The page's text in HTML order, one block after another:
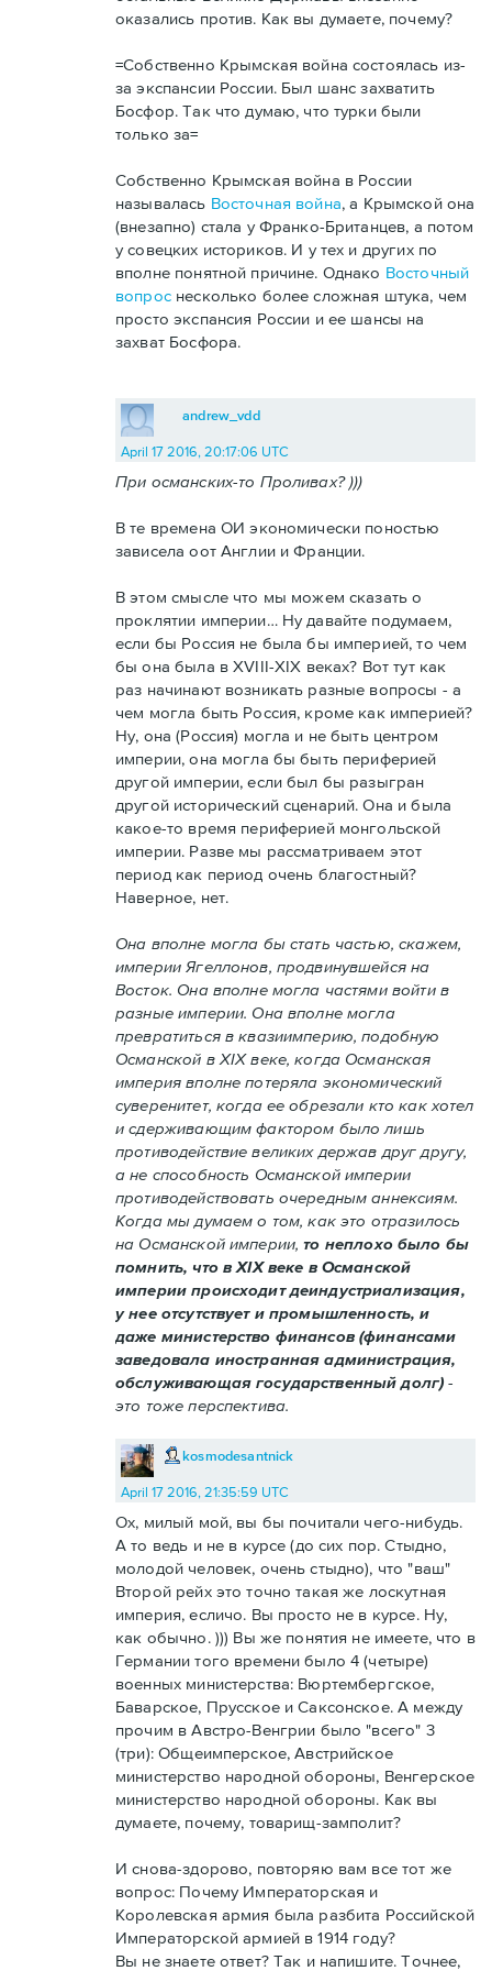
оказались против. Как вы думаете, почему?
=Собственно Крымская война состоялась из-
за экспансии России. Был шанс захватить
Босфор. Так что думаю, что турки были
только за=
Собственно Крымская война в России
называлась Восточная война, а Крымской она
(внезапно) стала у Франко-Британцев, а потом
у совецких историков. И у тех и других по
вполне понятной причине. Однако Восточный
вопроснесколько более сложная штука, чем
просто экспансия России и ее шансы на
захват Босфора.
andrew_vdd
April 17 2016, 20:17:06 UTC
При османских-то Проливах? )))
В те времена ОИ экономически поностью
зависела оот Англии и Франции.
В этом смысле что мы можем сказать о
проклятии империи… Ну давайте подумаем,
если бы Россия не была бы империей, то чем
бы она была в XVIII-XIX веках? Вот тут как
раз начинают возникать разные вопросы - а
чем могла быть Россия, кроме как империей?
Ну, она (Россия) могла и не быть центром
империи, она могла бы быть периферией
другой империи, если был бы разыгран
другой исторический сценарий. Она и была
какое-то время периферией монгольской
империи. Разве мы рассматриваем этот
период как период очень благостный?
Наверное, нет.
Она вполне могла бы стать частью, скажем,
империи Ягеллонов, продвинувшейся на
Восток. Она вполне могла частями войти в
разные империи. Она вполне могла
превратиться в квазиимперию, подобную
Османской в XIX веке, когда Османская
империя вполне потеряла экономический
суверенитет, когда ее обрезали кто как хотел
и сдерживающим фактором было лишь
противодействие великих держав друг другу,
а не способность Османской империи
противодействовать очередным аннексиям.
Когда мы думаем о том, как это отразилось
на Османской империи,то неплохо было бы
помнить, что в XIX веке в Османской
империи происходит деиндустриализация,
у нее отсутствует и промышленность, и
даже министерство финансов (финансами
заведовала иностранная администрация,
обслуживающая государственный долг)-
это тоже перспектива.
kosmodesantnick
April 17 2016, 21:35:59 UTC
Ох, милый мой, вы бы почитали чего-нибудь.
А то ведь и не в курсе (до сих пор. Стыдно,
молодой человек, очень стыдно), что "ваш"
Второй рейх это точно такая же лоскутная
империя, есличо. Вы просто не в курсе. Ну,
как обычно. ))) Вы же понятия не имеете, что в
Германии того времени было 4 (четыре)
военных министерства: Вюртембергское,
Баварское, Прусское и Саксонское. А между
прочим в Австро-Венгрии было "всего" 3
(три): Общеимперское, Австрийское
министерство народной обороны, Венгерское
министерство народной обороны. Как вы
думаете, почему, товарищ-замполит?
И снова-здорово, повторяю вам все тот же
вопрос: Почему Императорская и
Королевская армия была разбита Российской
Императорской армией в 1914 году?
Вы не знаете ответ? Так и напишите. Точнее,